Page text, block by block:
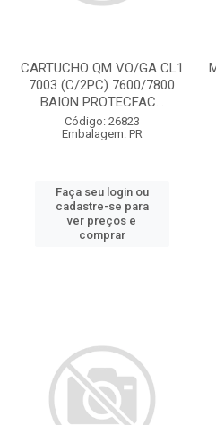
CARTUCHO QM VO/GA CL1
7003 (C/2PC) 7600/7800
BAION PROTECFAC...
Código: 26823
Embalagem: PR
Faça seu login ou
cadastre-se para
ver preços e
comprar